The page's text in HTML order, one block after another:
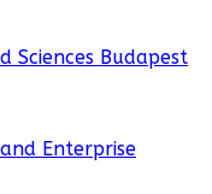
Sciences Budapest
Enterprise